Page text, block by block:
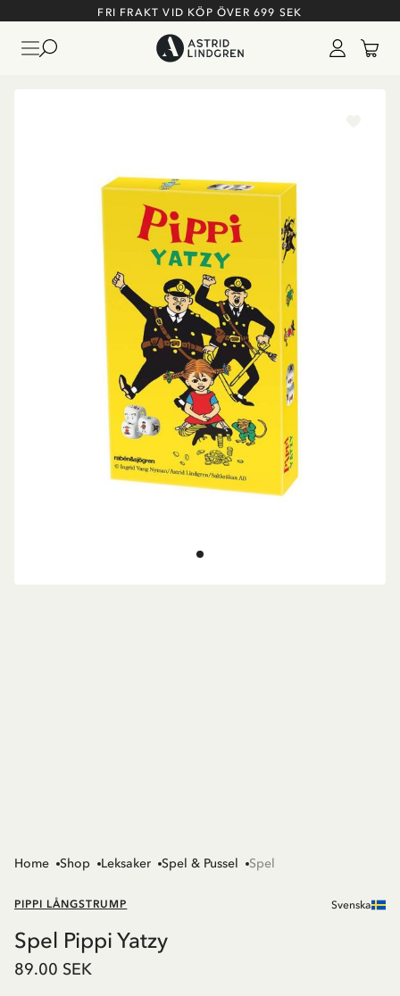
FRI FRAKT VID KÖP ÖVER 699 SEK
Home Shop Leksaker Spel & Pussel Spel
PIPPI LÅNGSTRUMP Svenska
Spel Pippi Yatzy
89.00 SEK